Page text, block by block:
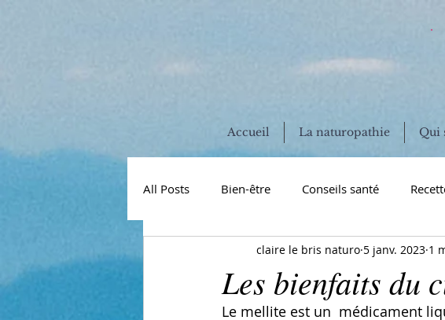
Accueil La naturopathie Qui
All Posts Bien-être Conseils santé
vitamines et minéraux mission humanitaire
hormones perturbateurs endocrinien
Les bienfaits du
claire le bris naturo 5 janv. 2023 1
Le mellite est un  médicament